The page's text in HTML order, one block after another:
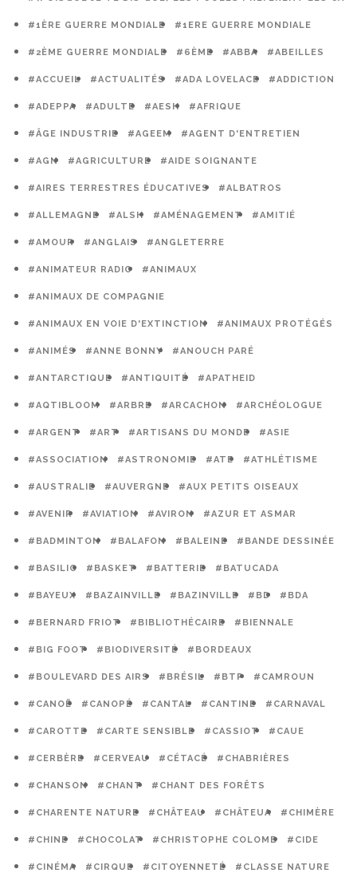
#1ÈRE GUERRE MONDIALE #1ERE GUERRE MONDIALE
#2ÈME GUERRE MONDIALE #6ÈME #ABBA #ABEILLES
#ACCUEIL #ACTUALITÉS #ADA LOVELACE #ADDICTION
#ADEPPA #ADULTE #AESH #AFRIQUE
#ÂGE INDUSTRIE #AGEEM #AGENT D'ENTRETIEN
#AGN #AGRICULTURE #AIDE SOIGNANTE
#AIRES TERRESTRES ÉDUCATIVES #ALBATROS
#ALLEMAGNE #ALSH #AMÉNAGEMENT #AMITIÉ
#AMOUR #ANGLAIS #ANGLETERRE
#ANIMATEUR RADIO #ANIMAUX
#ANIMAUX DE COMPAGNIE
#ANIMAUX EN VOIE D'EXTINCTION #ANIMAUX PROTÉGÉS
#ANIMÉS #ANNE BONNY #ANOUCH PARÉ
#ANTARCTIQUE #ANTIQUITÉ #APATHEID
#AQTIBLOOM #ARBRE #ARCACHON #ARCHÉOLOGUE
#ARGENT #ART #ARTISANS DU MONDE #ASIE
#ASSOCIATION #ASTRONOMIE #ATE #ATHLÉTISME
#AUSTRALIE #AUVERGNE #AUX PETITS OISEAUX
#AVENIR #AVIATION #AVIRON #AZUR ET ASMAR
#BADMINTON #BALAFON #BALEINE #BANDE DESSINÉE
#BASILIC #BASKET #BATTERIE #BATUCADA
#BAYEUX #BAZAINVILLE #BAZINVILLE #BD #BDA
#BERNARD FRIOT #BIBLIOTHÉCAIRE #BIENNALE
#BIG FOOT #BIODIVERSITÉ #BORDEAUX
#BOULEVARD DES AIRS #BRÉSIL #BTP #CAMROUN
#CANOË #CANOPÉ #CANTAL #CANTINE #CARNAVAL
#CAROTTE #CARTE SENSIBLE #CASSIOT #CAUE
#CERBÈRE #CERVEAU #CÉTACÉ #CHABRIÈRES
#CHANSON #CHANT #CHANT DES FORÊTS
#CHARENTE NATURE #CHÂTEAU #CHÂTEUA #CHIMÈRE
#CHINE #CHOCOLAT #CHRISTOPHE COLOMB #CIDE
#CINÉMA #CIRQUE #CITOYENNETÉ #CLASSE NATURE